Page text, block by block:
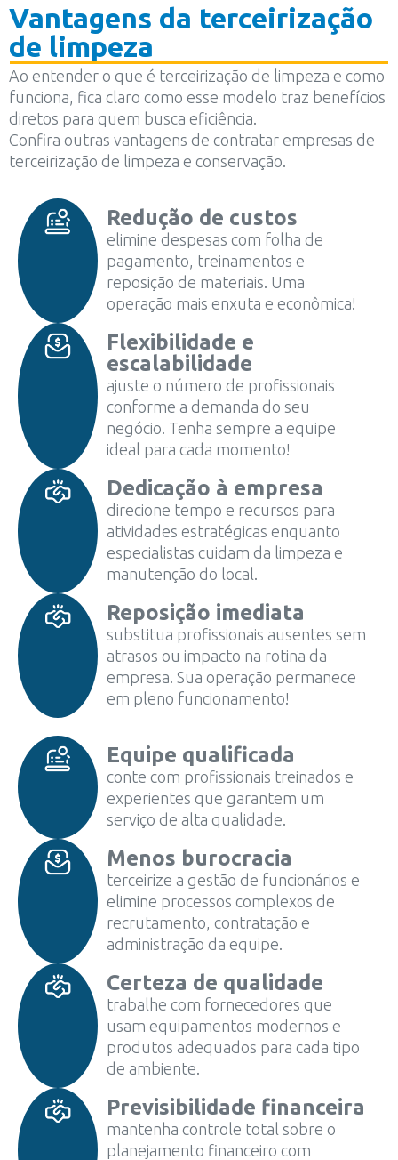
Vantagens da terceirização
de limpeza
Ao entender o que é terceirização de limpeza e como
funciona, fica claro como esse modelo traz benefícios
diretos para quem busca eficiência.
Confira outras vantagens de contratar empresas de
terceirização de limpeza e conservação.
Redução de custos
elimine despesas com folha de
pagamento, treinamentos e
reposição de materiais. Uma
operação mais enxuta e econômica!
Flexibilidade e
escalabilidade
ajuste o número de profissionais
conforme a demanda do seu
negócio. Tenha sempre a equipe
ideal para cada momento!
Dedicação à empresa
direcione tempo e recursos para
atividades estratégicas enquanto
especialistas cuidam da limpeza e
manutenção do local.
Reposição imediata
substitua profissionais ausentes sem
atrasos ou impacto na rotina da
empresa. Sua operação permanece
em pleno funcionamento!
Equipe qualificada
conte com profissionais treinados e
experientes que garantem um
serviço de alta qualidade.
Menos burocracia
terceirize a gestão de funcionários e
elimine processos complexos de
recrutamento, contratação e
administração da equipe.
Certeza de qualidade
trabalhe com fornecedores que
usam equipamentos modernos e
produtos adequados para cada tipo
de ambiente.
Previsibilidade financeira
mantenha controle total sobre o
planejamento financeiro com